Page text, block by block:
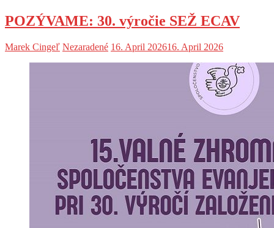
POZÝVAME: 30. výročie SEŽ ECAV
Marek Cingeľ Nezaradené 16. April 202616. April 2026